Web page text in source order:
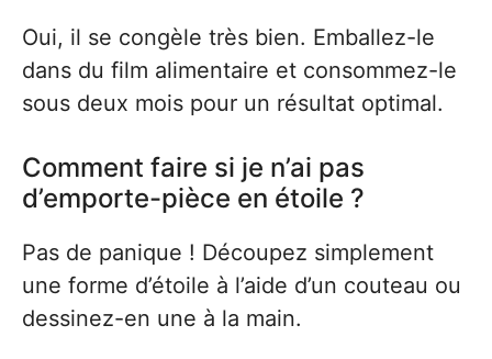
Oui, il se congèle très bien. Emballez-le
dans du film alimentaire et consommez-le
sous deux mois pour un résultat optimal.
Comment faire si je n’ai pas
d’emporte-pièce en étoile ?
Pas de panique ! Découpez simplement
une forme d’étoile à l’aide d’un couteau ou
dessinez-en une à la main.